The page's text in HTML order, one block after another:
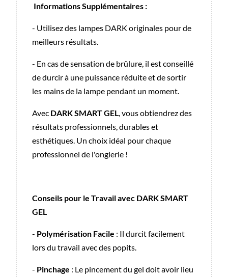
Informations Supplémentaires :
- Utilisez des lampes DARK originales pour de
meilleurs résultats.
- En cas de sensation de brûlure, il est conseillé
de durcir à une puissance réduite et de sortir
les mains de la lampe pendant un moment.
Avec DARK SMART GEL , vous obtiendrez des
résultats professionnels, durables et
esthétiques. Un choix idéal pour chaque
professionnel de l'onglerie !
Conseils pour le Travail avec DARK SMART
GEL
- Polymérisation Facile : Il durcit facilement
lors du travail avec des popits.
- Pinchage : Le pincement du gel doit avoir lieu